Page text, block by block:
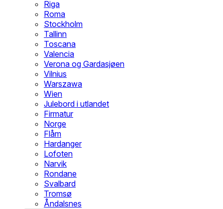
Riga
Roma
Stockholm
Tallinn
Toscana
Valencia
Verona og Gardasjøen
Vilnius
Warszawa
Wien
Julebord i utlandet
Firmatur
Norge
Flåm
Hardanger
Lofoten
Narvik
Rondane
Svalbard
Tromsø
Åndalsnes